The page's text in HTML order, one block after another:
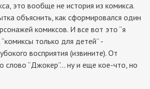
это вообще не история из комикса.
объяснить, как сформировался один
комиксов. И все вот это “я
только для детей” -
восприятия (извините). От
слово “Джокер”... ну и еще кое-что, но